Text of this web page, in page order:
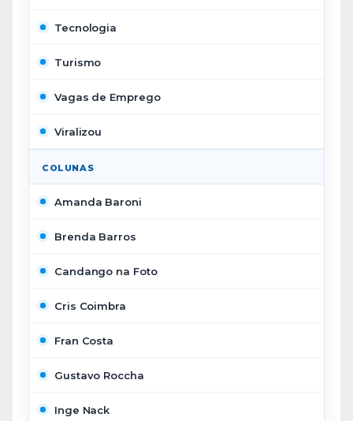
Tecnologia
Turismo
Vagas de Emprego
Viralizou
COLUNAS
Amanda Baroni
Brenda Barros
Candango na Foto
Cris Coimbra
Fran Costa
Gustavo Roccha
Inge Nack